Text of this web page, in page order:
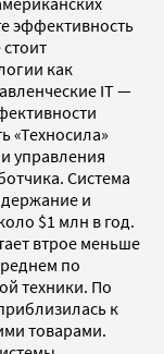
эффективность
как
IT —
«Техносила»
управления
Система
и
$1 млн в год.
втрое меньше
по
техники. По
к
товарами.